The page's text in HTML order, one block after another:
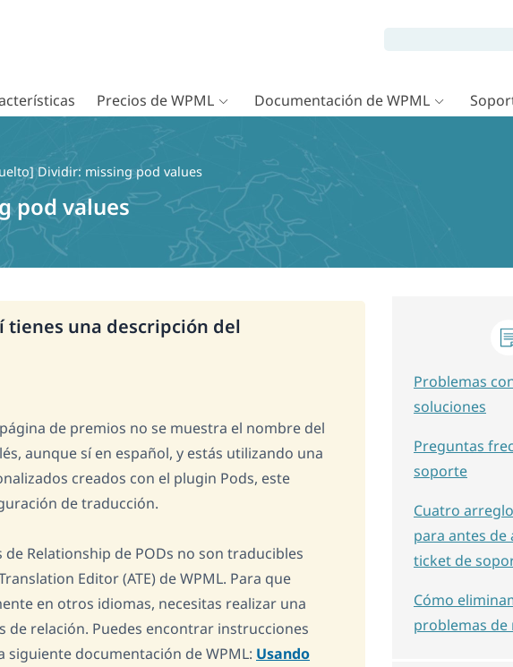
Precios de WPML Documentación de WPML
Dividir: missing pod values
pod values
tienes una descripción del
de premios no se muestra el nombre del
aunque sí en español, y estás utilizando una
creados con el plugin Pods, este
de traducción.
Relationship de PODs no son traducibles
Editor (ATE) de WPML. Para que
en otros idiomas, necesitas realizar una
de relación. Puedes encontrar instrucciones
documentación de WPML: Usando
Problemas
soluciones
Preguntas
soporte
Cuatro
para antes de
ticket de
Cómo
problemas